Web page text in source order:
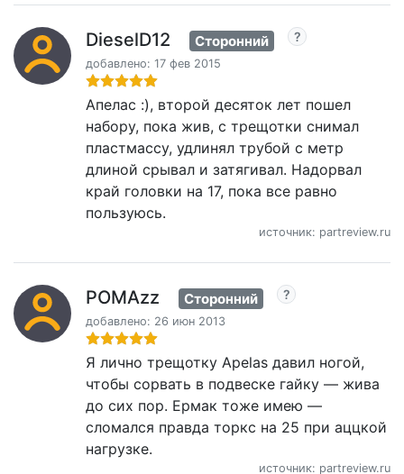
DieselD12 Сторонний
добавлено: 17 фев 2015
Апелас :), второй десяток лет пошел
набору, пока жив, с трещотки снимал
пластмассу, удлинял трубой с метр
длиной срывал и затягивал. Надорвал
край головки на 17, пока все равно
пользуюсь.
источник: partreview.ru
POMAzz Сторонний
добавлено: 26 июн 2013
Я лично трещотку Apelas давил ногой,
чтобы сорвать в подвеске гайку — жива
до сих пор. Ермак тоже имею —
сломался правда торкс на 25 при аццкой
нагрузке.
источник: partreview.ru